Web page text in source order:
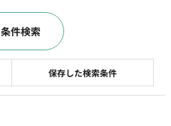
保存した検索条件
条件検索